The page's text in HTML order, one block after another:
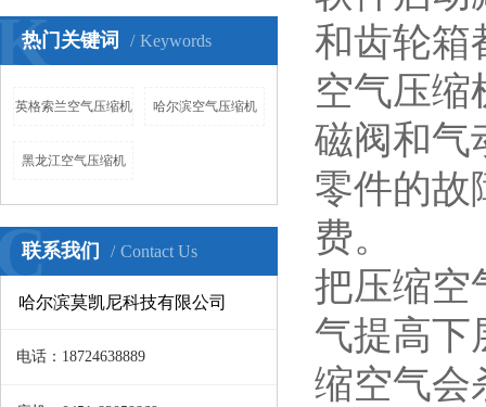
热门关键词 Keywords
英格索兰空气压缩机 哈尔滨空气压缩机
黑龙江空气压缩机
联系我们 Contact Us
哈尔滨莫凯尼科技有限公司
电话：18724638889
和齿轮箱
空气压缩
磁阀和气
零件的故
费。
把压缩空
气提高下
缩空气会